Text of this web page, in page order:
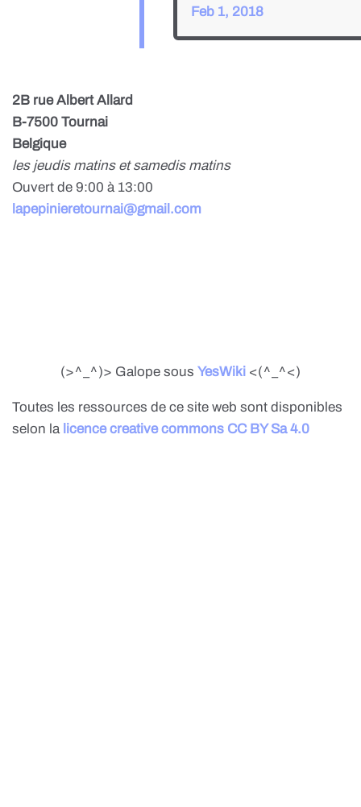
Feb 1, 2018
2B rue Albert Allard
B-7500 Tournai
Belgique
les jeudis matins et samedis matins
Ouvert de 9:00 à 13:00
lapepinieretournai@gmail.com
(>^_^)> Galope sous YesWiki <(^_^<)
Toutes les ressources de ce site web sont disponibles
selon la licence creative commons CC BY Sa 4.0